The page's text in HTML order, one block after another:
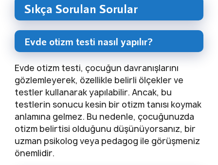
Sıkça Sorulan Sorular
Evde otizm testi nasıl yapılır?
Evde otizm testi, çocuğun davranışlarını
gözlemleyerek, özellikle belirli ölçekler ve
testler kullanarak yapılabilir. Ancak, bu
testlerin sonucu kesin bir otizm tanısı koymak
anlamına gelmez. Bu nedenle, çocuğunuzda
otizm belirtisi olduğunu düşünüyorsanız, bir
uzman psikolog veya pedagog ile görüşmeniz
önemlidir.